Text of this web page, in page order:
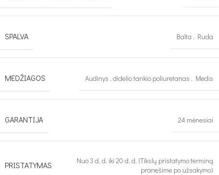
SPALVA Balta , Ruda
MEDŽIAGOS Audinys , didelio tankio poliuretanas , Medis
GARANTIJA 24 mėnesiai
PRISTATYMAS
Nuo 3 d. d. iki 20 d. d. (Tikslų pristatymo terminą
pranešime po užsakymo)